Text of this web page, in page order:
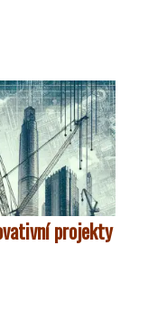
projekty